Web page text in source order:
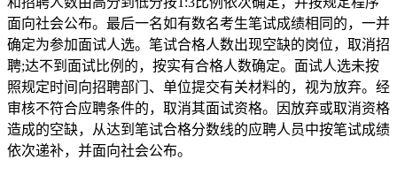
面向社会公布。最后一名如有数名考生笔试成绩相同的，一并
确定为参加面试人选。笔试合格人数出现空缺的岗位，取消招
聘;达不到面试比例的，按实有合格人数确定。面试人选未按
照规定时间向招聘部门、单位提交有关材料的，视为放弃。经
审核不符合应聘条件的，取消其面试资格。因放弃或取消资格
造成的空缺，从达到笔试合格分数线的应聘人员中按笔试成绩
依次递补，并面向社会公布。